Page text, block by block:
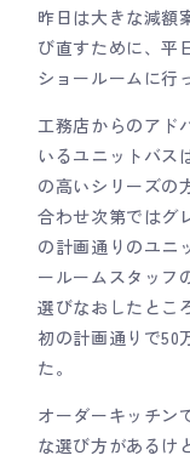
昨日は大きな減額
び直すために、平
ショールームに行
工務店からのアド
いるユニットバス
の高いシリーズの
合わせ次第ではグ
の計画通りのユニ
ールームスタッフ
選びなおしたとこ
初の計画通りで50
た。
オーダーキッチン
な選び方があるけ